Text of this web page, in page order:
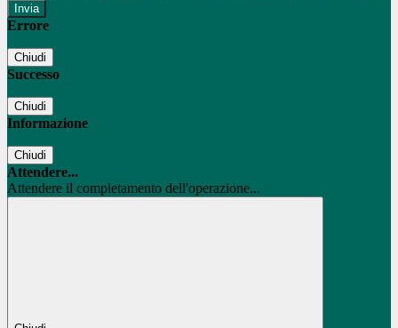
Errore
Chiudi
Successo
Chiudi
Informazione
Chiudi
Attendere...
Attendere il completamento dell'operazione...